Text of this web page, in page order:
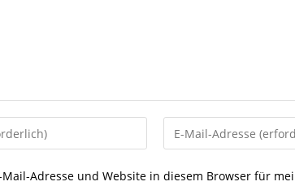
Gib
deine
Mail-Adresse und Website in diesem Browser für